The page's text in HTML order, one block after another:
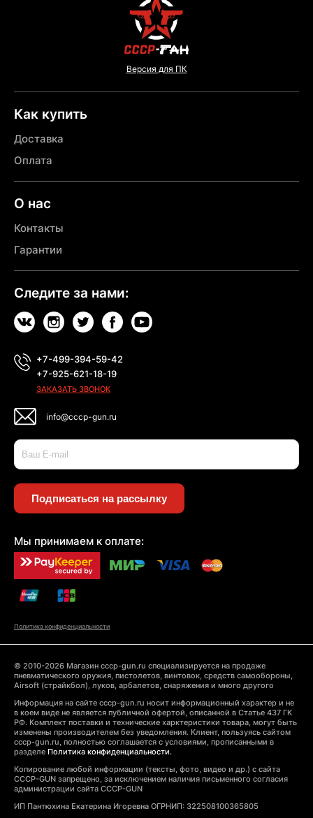
Версия для ПК
Как купить
Доставка
Оплата
О нас
Контакты
Гарантии
Следите за нами:
+7-499-394-59-42
+7-925-621-18-19
ЗАКАЗАТЬ ЗВОНОК
info@cccp-gun.ru
Подписаться на рассылку
Мы принимаем к оплате:
Политика конфиденциальности
© 2010-2026 Магазин cccp-gun.ru специализируется на продаже
пневматического оружия, пистолетов, винтовок, средств самообороны,
Airsoft (страйкбол), луков, арбалетов, снаряжения и много другого
Информация на сайте cccp-gun.ru носит информационный характер и не
в коем виде не является публичной офертой, описанной в Статье 437 ГК
РФ. Комплект поставки и технические харктеристики товара, могут быть
изменены производителем без уведомления. Клиент, пользуясь сайтом
cccp-gun.ru, полностью соглашается с условиями, прописанными в
разделе Политика конфиденциальности.
Копирование любой информации (тексты, фото, видео и др.) с сайта
CCCP-GUN запрещено, за исключением наличия письменного согласия
администрации сайта CCCP-GUN
ИП Пантюхина Екатерина Игоревна ОГРНИП: 322508100365805